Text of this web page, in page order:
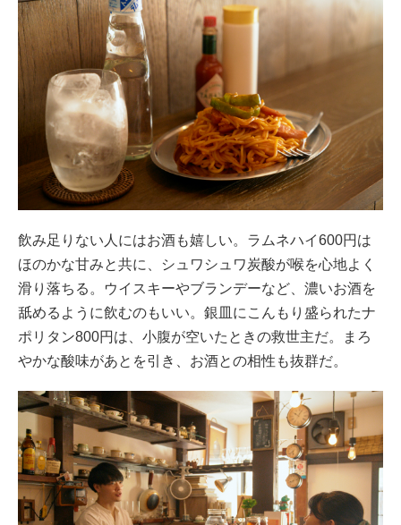
飲み足りない人にはお酒も嬉しい。ラムネハイ600円は
ほのかな甘みと共に、シュワシュワ炭酸が喉を心地よく
滑り落ちる。ウイスキーやブランデーなど、濃いお酒を
舐めるように飲むのもいい。銀皿にこんもり盛られたナ
ポリタン800円は、小腹が空いたときの救世主だ。まろ
やかな酸味があとを引き、お酒との相性も抜群だ。